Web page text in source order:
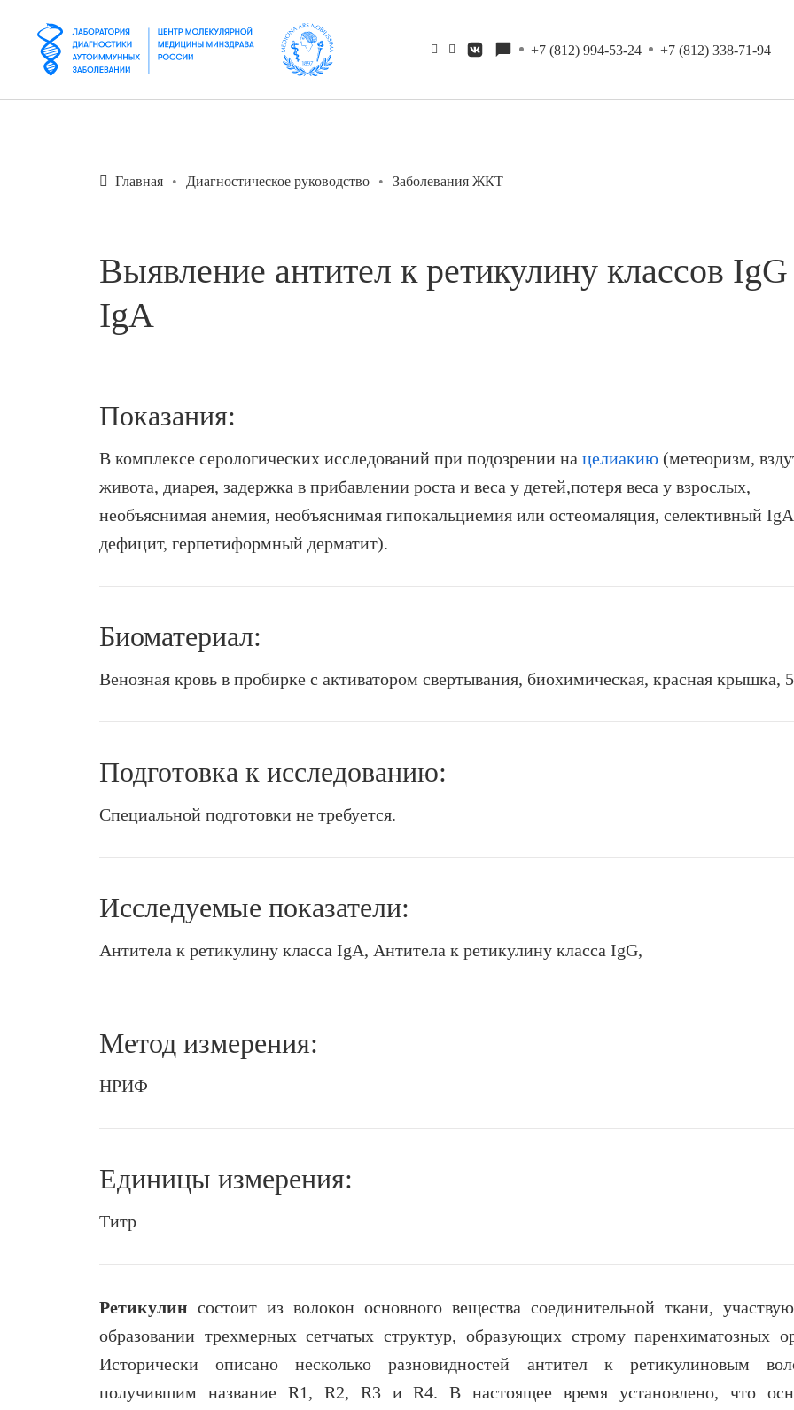
+7 (812) 994-53-24 +7 (812) 338-71-94
Главная Диагностическое руководство Заболевания ЖКТ
Выявление антител к ретикулину классов
IgA
Показания:
В комплексе серологических исследований при подозрении на целиакию (метеоризм,
живота, диарея, задержка в прибавлении роста и веса у детей,потеря веса у взрослых,
необъяснимая анемия, необъяснимая гипокальциемия или остеомаляция, селективный IgA
дефицит, герпетиформный дерматит).
Биоматериал:
Венозная кровь в пробирке с активатором свертывания, биохимическая, красная крышка,
Подготовка к исследованию:
Специальной подготовки не требуется.
Исследуемые показатели:
Антитела к ретикулину класса IgA, Антитела к ретикулину класса IgG,
Метод измерения:
НРИФ
Единицы измерения:
Титр
Ретикулин состоит из волокон основного вещества соединительной ткани,
образовании трехмерных сетчатых структур, образующих строму паренхиматозных
Исторически описано несколько разновидностей антител к ретикулиновым
получившим название R1, R2, R3 и R4. В настоящее время установлено, что